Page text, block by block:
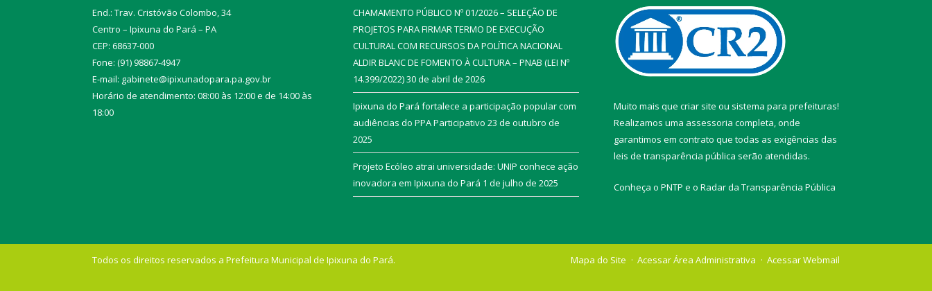
End.: Trav. Cristóvão Colombo, 34
Centro – Ipixuna do Pará – PA
CEP: 68637-000
Fone: (91) 98867-4947
E-mail: gabinete@ipixunadopara.pa.gov.br
Horário de atendimento: 08:00 às 12:00 e de 14:00 às
18:00
CHAMAMENTO PÚBLICO Nº 01/2026 – SELEÇÃO DE
PROJETOS PARA FIRMAR TERMO DE EXECUÇÃO
CULTURAL COM RECURSOS DA POLÍTICA NACIONAL
ALDIR BLANC DE FOMENTO À CULTURA – PNAB (LEI Nº
14.399/2022)30 de abril de 2026
Ipixuna do Pará fortalece a participação popular com
audiências do PPA Participativo 23 de outubro de
2025
Projeto Ecóleo atrai universidade: UNIP conhece ação
inovadora em Ipixuna do Pará 1 de julho de 2025
Muito mais que criar site ou sistema para prefeituras!
Realizamos uma assessoria completa, onde
garantimos em contrato que todas as exigências das
leis de transparência pública serão atendidas.
Conheça o PNTP e o Radar da Transparência Pública
Todos os direitos reservados a Prefeitura Municipal de Ipixuna do Pará. Mapa do Site Acessar Área Administrativa Acessar Webmail